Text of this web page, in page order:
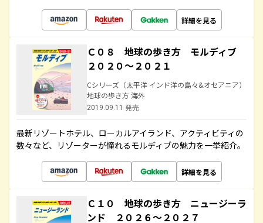
詳細を見る
Ｃ０８ 地球の歩き方 モルディブ
２０２０～２０２１
Cシリーズ（太平洋 インド洋の島々&オセアニア）
地球の歩き方 海外
2019.09.11 発売
最新リゾートホテル、ローカルアイランド、アクティビティの
数々など、リゾーターが憧れるモルディブの魅力を一挙紹介。
詳細を見る
Ｃ１０ 地球の歩き方 ニュージーラ
ンド ２０２６～２０２７